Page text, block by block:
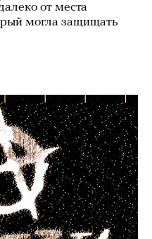
от места
могла защищать